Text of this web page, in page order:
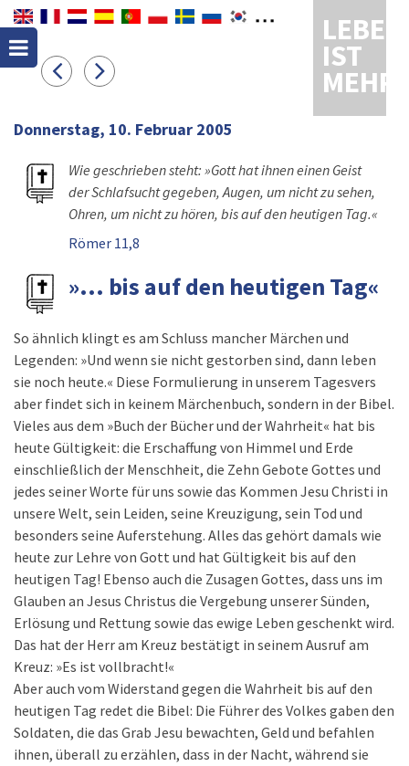
LEBEN
IST
MEHR
Donnerstag, 10. Februar 2005
Wie geschrieben steht: »Gott hat ihnen einen Geist
der Schlafsucht gegeben, Augen, um nicht zu sehen,
Ohren, um nicht zu hören, bis auf den heutigen Tag.«
Römer 11,8
»... bis auf den heutigen Tag«
So ähnlich klingt es am Schluss mancher Märchen und
Legenden: »Und wenn sie nicht gestorben sind, dann leben
sie noch heute.« Diese Formulierung in unserem Tagesvers
aber findet sich in keinem Märchenbuch, sondern in der Bibel.
Vieles aus dem »Buch der Bücher und der Wahrheit« hat bis
heute Gültigkeit: die Erschaffung von Himmel und Erde
einschließlich der Menschheit, die Zehn Gebote Gottes und
jedes seiner Worte für uns sowie das Kommen Jesu Christi in
unsere Welt, sein Leiden, seine Kreuzigung, sein Tod und
besonders seine Auferstehung. Alles das gehört damals wie
heute zur Lehre von Gott und hat Gültigkeit bis auf den
heutigen Tag! Ebenso auch die Zusagen Gottes, dass uns im
Glauben an Jesus Christus die Vergebung unserer Sünden,
Erlösung und Rettung sowie das ewige Leben geschenkt wird.
Das hat der Herr am Kreuz bestätigt in seinem Ausruf am
Kreuz: »Es ist vollbracht!«
Aber auch vom Widerstand gegen die Wahrheit bis auf den
heutigen Tag redet die Bibel: Die Führer des Volkes gaben den
Soldaten, die das Grab Jesu bewachten, Geld und befahlen
ihnen, überall zu erzählen, dass in der Nacht, während sie